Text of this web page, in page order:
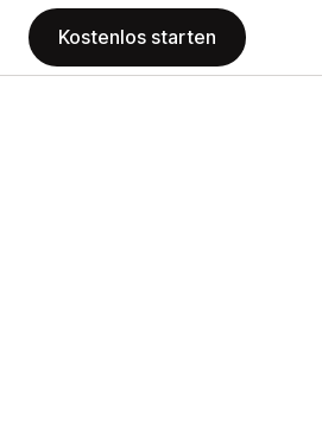
Kostenlos starten